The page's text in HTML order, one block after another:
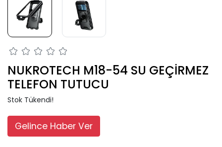
NUKROTECH M18-54 SU GEÇİRMEZ
TELEFON TUTUCU
Stok Tükendi!
Gelince Haber Ver